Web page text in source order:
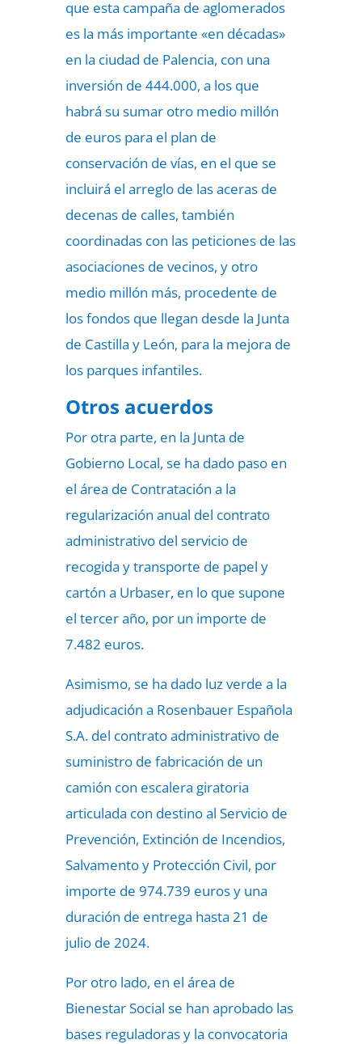
que esta campaña de aglomerados
es la más importante «en décadas»
en la ciudad de Palencia, con una
inversión de 444.000, a los que
habrá su sumar otro medio millón
de euros para el plan de
conservación de vías, en el que se
incluirá el arreglo de las aceras de
decenas de calles, también
coordinadas con las peticiones de las
asociaciones de vecinos, y otro
medio millón más, procedente de
los fondos que llegan desde la Junta
de Castilla y León, para la mejora de
los parques infantiles.
Otros acuerdos
Por otra parte, en la Junta de
Gobierno Local, se ha dado paso en
el área de Contratación a la
regularización anual del contrato
administrativo del servicio de
recogida y transporte de papel y
cartón a Urbaser, en lo que supone
el tercer año, por un importe de
7.482 euros.
Asimismo, se ha dado luz verde a la
adjudicación a Rosenbauer Española
S.A. del contrato administrativo de
suministro de fabricación de un
camión con escalera giratoria
articulada con destino al Servicio de
Prevención, Extinción de Incendios,
Salvamento y Protección Civil, por
importe de 974.739 euros y una
duración de entrega hasta 21 de
julio de 2024.
Por otro lado, en el área de
Bienestar Social se han aprobado las
bases reguladoras y la convocatoria